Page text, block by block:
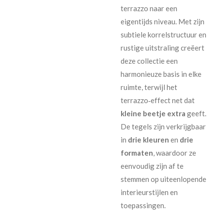
terrazzo naar een
eigentijds niveau. Met zijn
subtiele korrelstructuur en
rustige uitstraling creëert
deze collectie een
harmonieuze basis in elke
ruimte, terwijl het
terrazzo‑effect net dat
kleine beetje extra geeft.
De tegels zijn verkrijgbaar
in drie kleuren en drie
formaten, waardoor ze
eenvoudig zijn af te
stemmen op uiteenlopende
interieurstijlen en
toepassingen.